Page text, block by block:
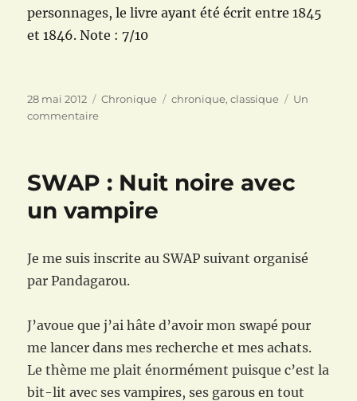
personnages, le livre ayant été écrit entre 1845
et 1846. Note : 7/10
Publié
le
28 mai 2012 Catégories
Chronique Étiquettes
chronique,classique
Un
commentairesur
Hurle-
d’Emily
SWAP : Nuit noire avec
un vampire
Je me suis inscrite au SWAP suivant organisé
par Pandagarou.
J’avoue que j’ai hâte d’avoir mon swapé pour
me lancer dans mes recherche et mes achats.
Le thème me plait énormément puisque c’est la
bit-lit avec ses vampires, ses garous en tout